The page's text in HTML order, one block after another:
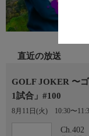
直近の放送
GOLF JOKER 〜
1試合」#100
8月11日(火) 10:30〜
Ch.402